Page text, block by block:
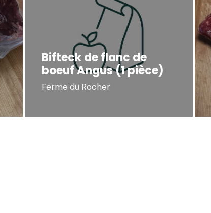
Bifteck de flanc de
boeuf Angus (1 pièce)
Ferme du Rocher